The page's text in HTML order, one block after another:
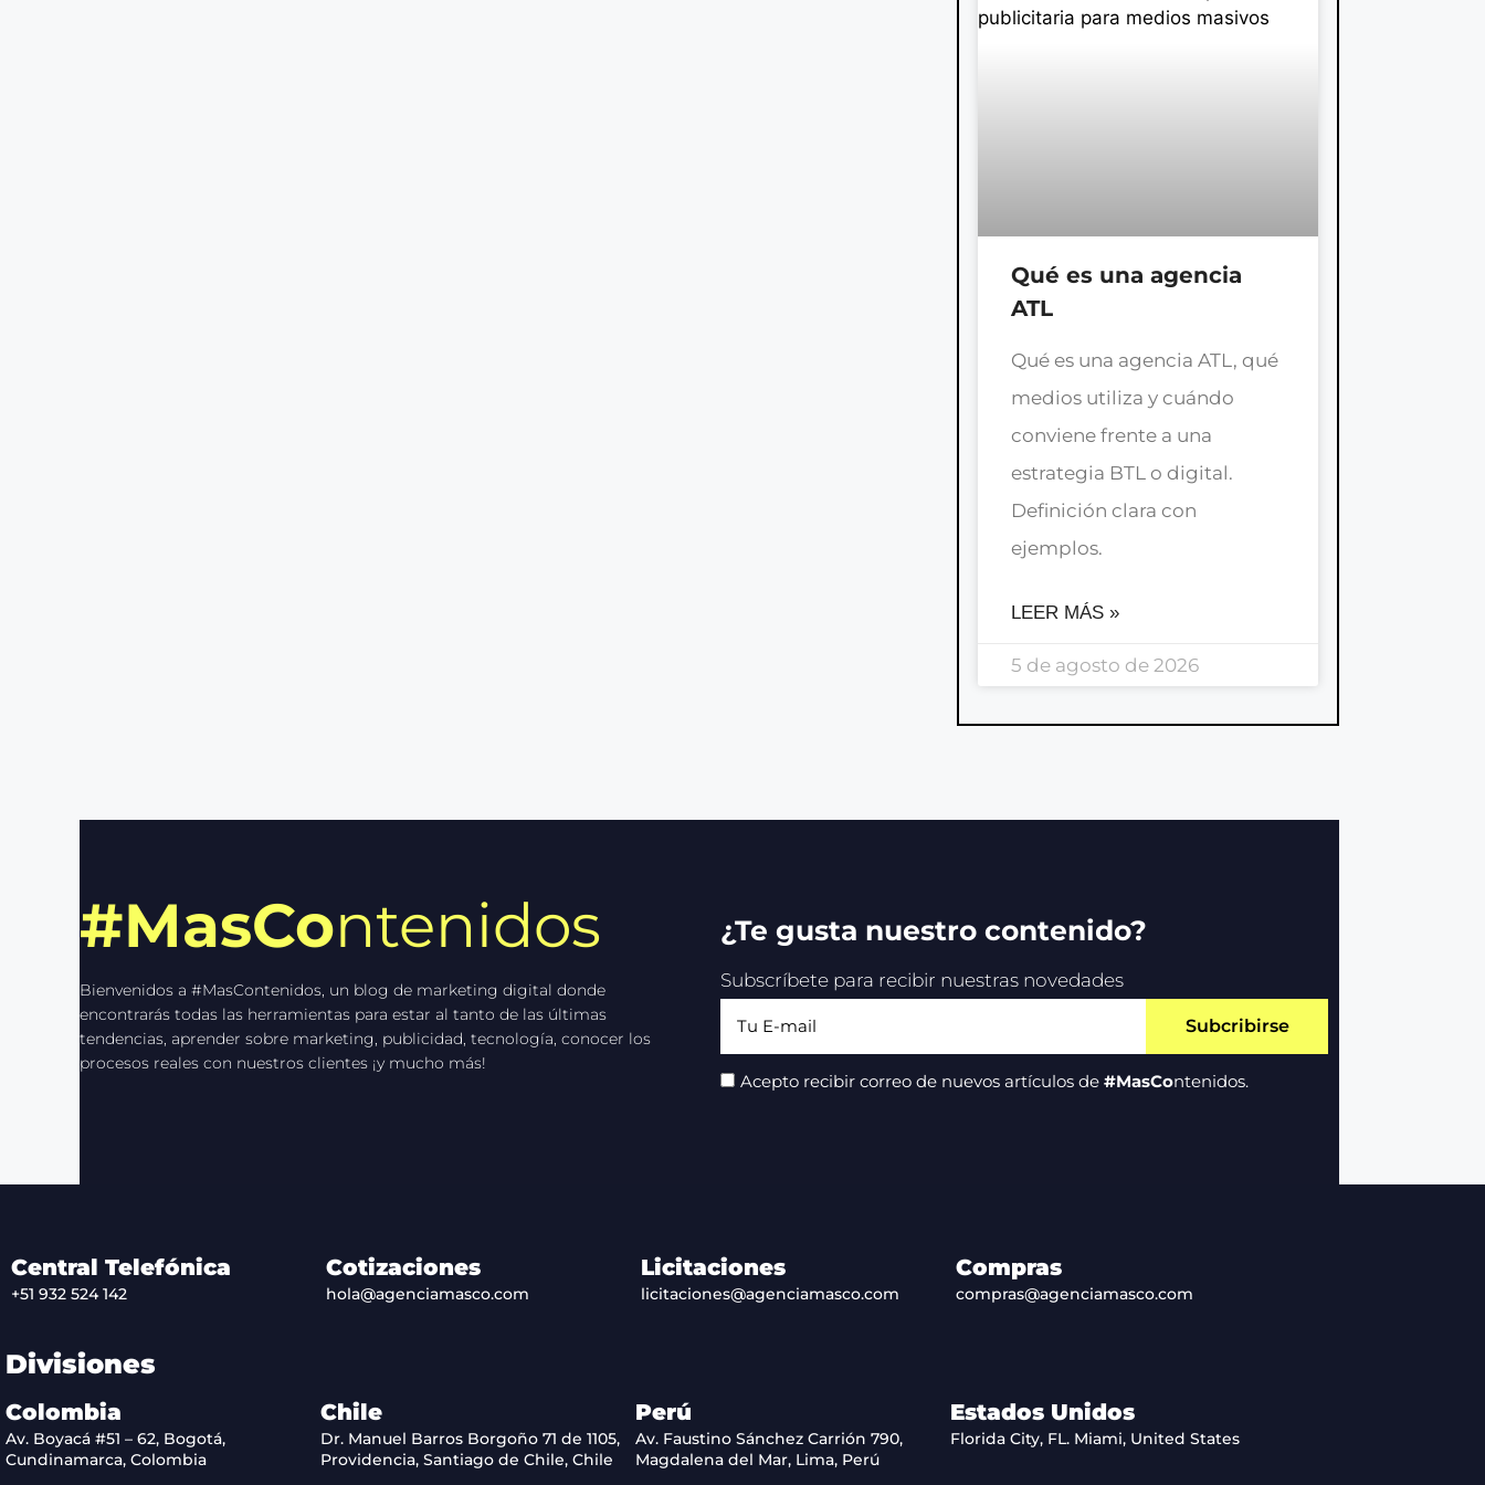
Qué es una agencia
ATL
Qué es una agencia ATL, qué
medios utiliza y cuándo
conviene frente a una
estrategia BTL o digital.
Definición clara con
ejemplos.
LEER MÁS »
5 de agosto de 2026
#MasContenidos
Bienvenidos a #MasContenidos, un blog de marketing digital donde
encontrarás todas las herramientas para estar al tanto de las últimas
tendencias, aprender sobre marketing, publicidad, tecnología, conocer los
procesos reales con nuestros clientes ¡y mucho más!
¿Te gusta nuestro contenido?
Subscríbete para recibir nuestras novedades
Acepto recibir correo de nuevos artículos de #MasContenidos.
Subcribirse
Central Telefónica
+51 932 524 142
Cotizaciones
hola@agenciamasco.com
Licitaciones
licitaciones@agenciamasco.com
Compras
compras@agenciamasco.com
Divisiones
Colombia
Av. Boyacá #51 – 62, Bogotá,
Cundinamarca, Colombia
Chile
Dr. Manuel Barros Borgoño 71 de 1105,
Providencia, Santiago de Chile, Chile
Perú
Av. Faustino Sánchez Carrión 790,
Magdalena del Mar, Lima, Perú
Estados Unidos
Florida City, FL. Miami, United States